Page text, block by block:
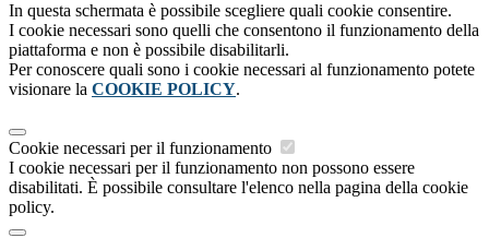
In questa schermata è possibile scegliere quali cookie consentire.
I cookie necessari sono quelli che consentono il funzionamento della
piattaforma e non è possibile disabilitarli.
Per conoscere quali sono i cookie necessari al funzionamento potete
visionare la COOKIE POLICY.
Cookie necessari per il funzionamento
I cookie necessari per il funzionamento non possono essere
disabilitati. È possibile consultare l'elenco nella pagina della cookie
policy.